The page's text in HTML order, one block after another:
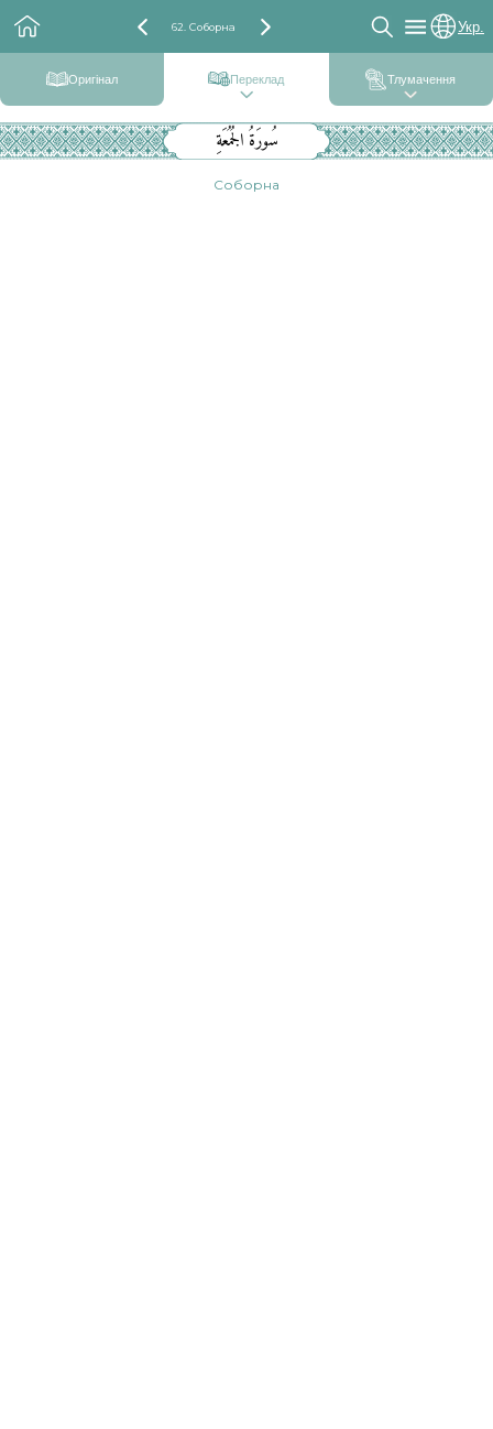
62. Соборна Укр.
Оригінал Переклад Тлумачення
سُورَةُ الجُمُعَةِ
Соборна